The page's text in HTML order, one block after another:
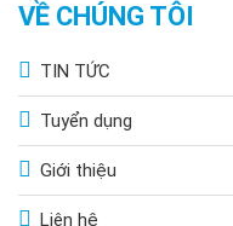
VỀ CHÚNG TÔI
TIN TỨC
Tuyển dụng
Giới thiệu
Liên hệ